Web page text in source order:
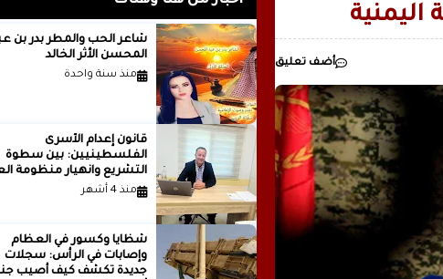
لمن لا يعرف المدينة ..بقلم ..مصطفى عبدالملك
اليمنية
أضف تعليق
شاعر الحب والمطر بدر
المحسن الأثر الخالد
منذ سنة واحدة
قانون إعدام الأسرى
الفلسطينيين: بين سطوة
التشريع وانهيار منظومة
الدولية...بقلم الدكتور وسيم
منذ 4 أشهر
شظايا وكسور في العظام
وإصابات في الرأس: سجلات
جديدة تكشف كيف أصيب